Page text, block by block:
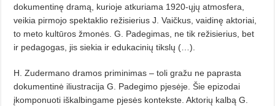
dokumentinę dramą, kurioje atkuriama 1920-ųjų atmosfera,
veikia pirmojo spektaklio režisierius J. Vaičkus, vaidinę aktoriai,
to meto kultūros žmonės. G. Padegimas, ne tik režisierius, bet
ir pedagogas, jis siekia ir edukacinių tikslų (…).
H. Zudermano dramos priminimas – toli gražu ne paprasta
dokumentinė iliustracija G. Padegimo pjesėje. Šie epizodai
įkomponuoti iškalbingame pjesės kontekste. Aktorių kalbą G.